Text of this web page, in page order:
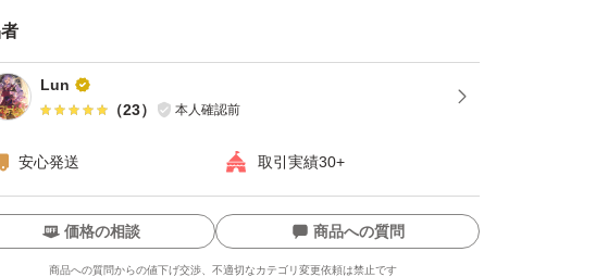
Lun
（23） 本人確認前
安心発送 取引実績30+
価格の相談 商品への質問
商品への質問からの値下げ交渉、不適切なカテゴリ変更依頼は禁止です